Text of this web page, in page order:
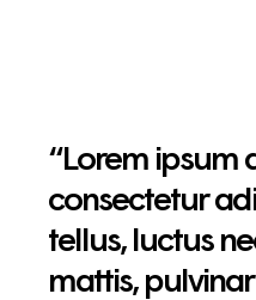
“Lorem ipsum
consectetur
tellus, luctus
mattis,